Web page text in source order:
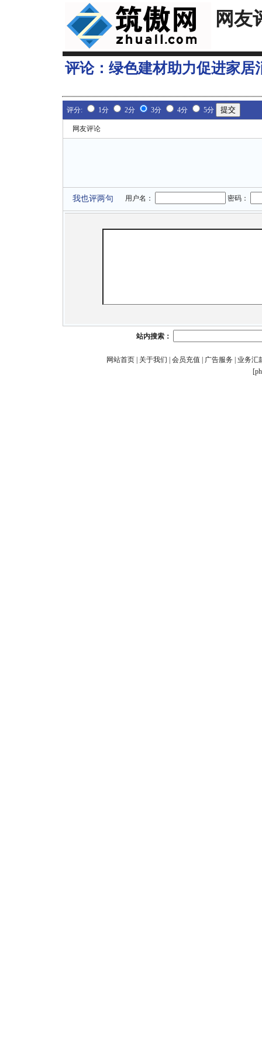
网友
评论： 绿色建材助力促进家居
评分: 1分 2分 3分 4分 5分
网友评论
我也评两句 用户名： 密码：
站内搜索：
网站首页| 关于我们 会员充值 广告服务
业务汇